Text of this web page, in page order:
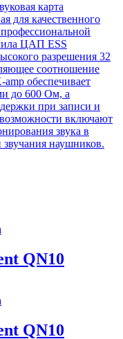
карта
для качественного
ЦАП ESS
разрешения 32
соотношение
обеспечивает
до 600 Ом, а
при записи и
включают
звука в
наушников.
QN10
QN10